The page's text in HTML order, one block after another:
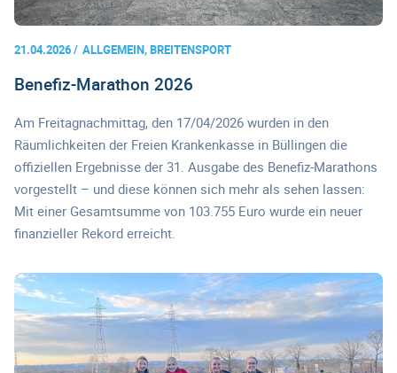
21.04.2026 ALLGEMEIN, BREITENSPORT
Benefiz-Marathon 2026
Am Freitagnachmittag, den 17/04/2026 wurden in den
Räumlichkeiten der Freien Krankenkasse in Büllingen die
offiziellen Ergebnisse der 31. Ausgabe des Benefiz-Marathons
vorgestellt – und diese können sich mehr als sehen lassen:
Mit einer Gesamtsumme von 103.755 Euro wurde ein neuer
finanzieller Rekord erreicht.